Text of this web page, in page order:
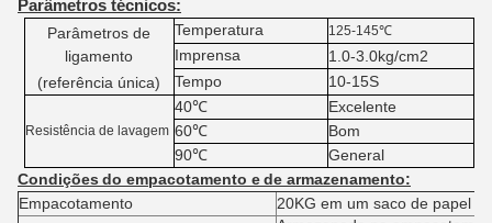
Parâmetros técnicos:
Parâmetros de
ligamento
(referência única)
Temperatura 125-145℃
Imprensa
1.0-3.0kg/cm2
Tempo
10-15S
Resistência de lavagem
40℃
Excelente
60℃
Bom
90℃
General
Condições do empacotamento ede armazenamento:
Empacotamento
20KG em um saco de papel